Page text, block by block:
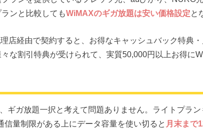
ンと比較してもWiMAXのギガ放題は安い価格設定と
店経由で契約すると、お得なキャッシュバック特典
な割引特典が受けられて、実質50,000円以上お得に
ギガ放題一択と考えて問題ありません。ライトプラン
信量制限がある上にデータ容量を使い切ると 月末まで